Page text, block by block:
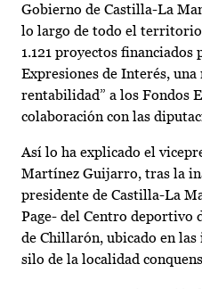
Gobierno de Castilla-La
lo largo de todo el
1.121 proyectos
Expresiones de Interés,
rentabilidad” a los Fondos
colaboración con las
Así lo ha explicado el
Martínez Guijarro, tras la
presidente de Castilla-La
Page- del Centro deportivo
de Chillarón, ubicado en
silo de la localidad